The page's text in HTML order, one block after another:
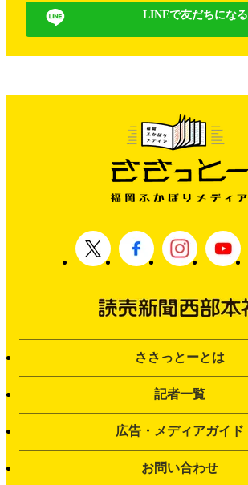
LINEで友だちになる
ささっとーとは
記者一覧
広告・メディアガイド
お問い合わせ